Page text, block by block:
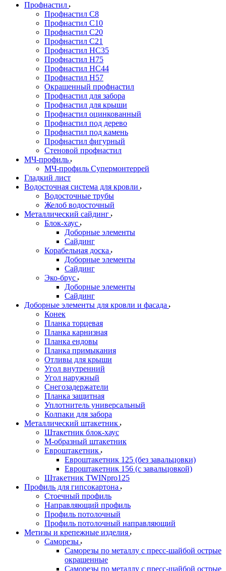
Профнастил
Профнастил С8
Профнастил С10
Профнастил С20
Профнастил С21
Профнастил НС35
Профнастил Н75
Профнастил HC44
Профнастил Н57
Окрашенный профнастил
Профнастил для забора
Профнастил для крыши
Профнастил оцинкованный
Профнастил под дерево
Профнастил под камень
Профнастил фигурный
Стеновой профнастил
МЧ-профиль
МЧ-профиль Супермонтеррей
Гладкий лист
Водосточная система для кровли
Водосточные трубы
Желоб водосточный
Металлический сайдинг
Блок-хаус
Доборные элементы
Сайдинг
Корабельная доска
Доборные элементы
Сайдинг
Эко-брус
Доборные элементы
Сайдинг
Доборные элементы для кровли и фасада
Конек
Планка торцевая
Планка карнизная
Планка ендовы
Планка примыкания
Отливы для крыши
Угол внутренний
Угол наружный
Снегозадержатели
Планка защитная
Уплотнитель универсальный
Колпаки для забора
Металлический штакетник
Штакетник блок-хаус
М-образный штакетник
Евроштакетник
Евроштакетник 125 (без завальцовки)
Евроштакетник 156 (с завальцовкой)
Штакетник TWINpro125
Профиль для гипсокартона
Стоечный профиль
Направляющий профиль
Профиль потолочный
Профиль потолочный направляющий
Метизы и крепежные изделия
Саморезы
Саморезы по металлу с пресс-шайбой острые
окрашенные
Саморезы по металлу с пресс-шайбой острые